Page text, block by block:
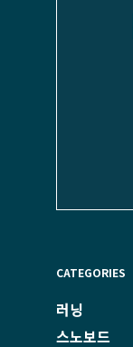
CATEGORIES
러닝
스노보드